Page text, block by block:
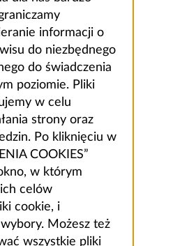
informacji o
do niezbędnego
do świadczenia
poziomie. Pliki
w celu
strony oraz
Po kliknięciu w
COOKIES”
w którym
celów
cookie, i
Możesz też
wszystkie pliki